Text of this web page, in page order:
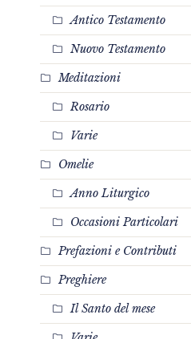
Antico Testamento
Nuovo Testamento
Meditazioni
Rosario
Varie
Omelie
Anno Liturgico
Occasioni Particolari
Prefazioni e Contributi
Preghiere
Il Santo del mese